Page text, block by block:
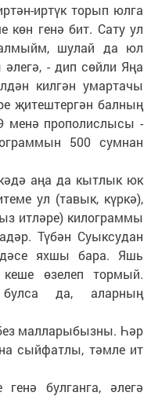
иртүк торып юлга
генә бит. Сату ул
шулай да юл
- дип сөйли Яңа
килгән умартачы
җитештергән балның
менә прополислысы -
500 сумнан
аңа да кытлык юк
ул (тавык, күркә),
итләре) килограммы
Түбән Суыксудан
яхшы бара. Яшь
өзелеп тормый.
да, аларның
малларыбызны. Һәр
сыйфатлы, тәмле ит
булганга, әлегә